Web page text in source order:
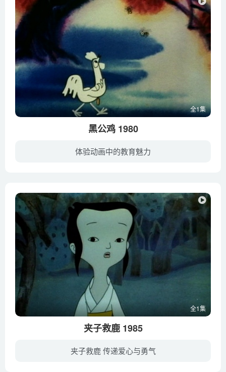
全1集
黑公鸡 1980
体验动画中的教育魅力
全1集
夹子救鹿 1985
夹子救鹿 传递爱心与勇气